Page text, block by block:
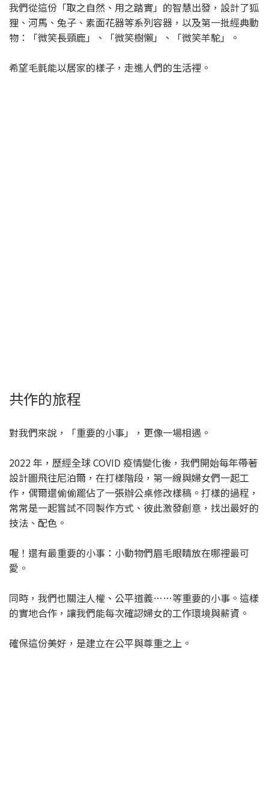
我們從這份「取之自然、用之踏實」的智慧出發，設計了狐
狸、河馬、兔子、素面花器等系列容器，以及第一批經典動
物：「微笑長頸鹿」、「微笑樹懶」、「微笑羊駝」。
希望毛氈能以居家的樣子，走進人們的生活裡。
共作的旅程
對我們來說，「重要的小事」，更像一場相遇。
2022 年，歷經全球 COVID 疫情變化後，我們開始每年帶著
設計圖飛往尼泊爾，在打樣階段，第一線與婦女們一起工
作，偶爾還偷偷罷佔了一張辦公桌修改樣稿。打樣的過程，
常常是一起嘗試不同製作方式、彼此激發創意，找出最好的
技法、配色。
喔！還有最重要的小事：小動物們眉毛眼睛放在哪裡最可
愛。
同時，我們也關注人權、公平道義……等重要的小事。這樣
的實地合作，讓我們能每次確認婦女的工作環境與薪資。
確保這份美好，是建立在公平與尊重之上。